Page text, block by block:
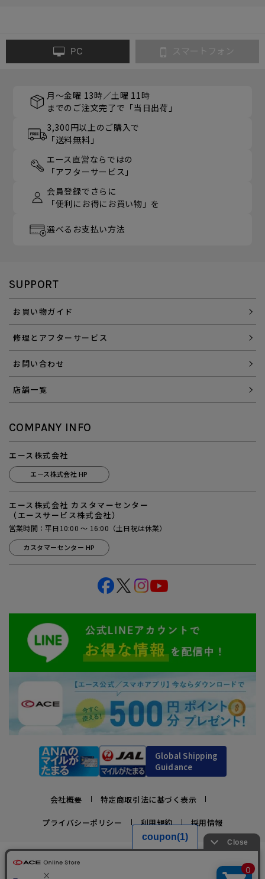
PC スマートフォン
月～金曜 13時／土曜 11時
までのご注文完了で「当日出荷」
3,300円以上のご購入で
「送料無料」
エース直営ならではの
「アフターサービス」
会員登録でさらに
「便利にお得にお買い物」を
選べるお支払い方法
SUPPORT
お買い物ガイド
修理とアフターサービス
お問い合わせ
店舗一覧
COMPANY INFO
エース株式会社
エース株式会社 HP
エース株式会社 カスタマーセンター
（エースサービス株式会社）
営業時間：平日10:00 ～ 16:00（土日祝は休業）
カスタマーセンター HP
Global Shipping
Guidance
会社概要 特定商取引法に基づく表示
プライバシーポリシー 利用規約 採用情報
かばんの総合メーカー、エース公式サイト
スーツケースビジネスバッグ直営店ならではの豊富なラインナップでご紹介！